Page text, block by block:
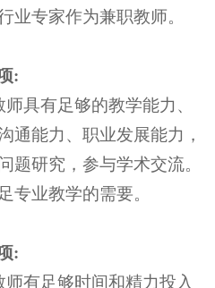
业专家作为兼职教师。
:
师具有足够的教学能力、
通能力、职业发展能力，
题研究，参与学术交流。
专业教学的需要。
:
师有足够时间和精力投入